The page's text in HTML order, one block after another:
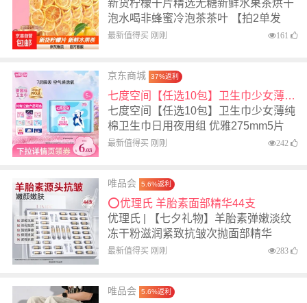
新货柠檬干片精选无糖新鲜水果茶烘干
泡水喝非蜂蜜冷泡茶茶叶 【拍2单发
货】原味柠檬片20g*1袋
最新值得买 刚刚 161
京东商城 37%返利
七度空间【任选10包】卫生巾少女薄纯棉卫生巾日用夜用组 优雅275mm5片
七度空间【任选10包】卫生巾少女薄纯
棉卫生巾日用夜用组 优雅275mm5片
最新值得买 刚刚 242
唯品会 5.6%返利
⭕优理氏 羊胎素面部精华44支
优理氏 | 【七夕礼物】羊胎素弹嫩淡纹
冻干粉滋润紧致抗皱次抛面部精华
最新值得买 刚刚 283
唯品会 5.6%返利